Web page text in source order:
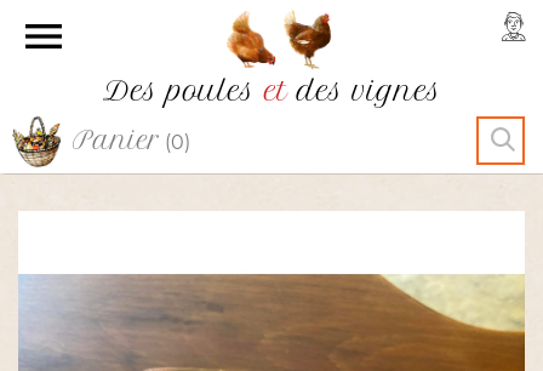

Des poulesetdes vignes
Panier (0)